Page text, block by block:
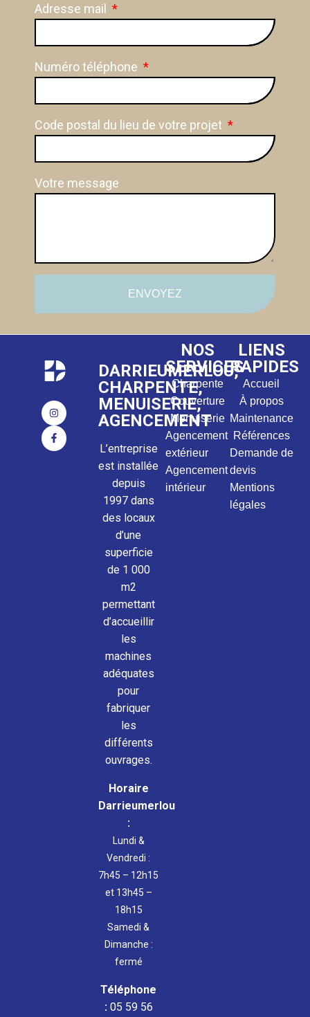
Adresse mail
Numéro téléphone
Code postal du lieu de votre projet
Votre message
ENVOYEZ
DARRIEUMERLOU,
CHARPENTE,
MENUISERIE,
AGENCEMENT
L’entreprise
est installée
depuis
1997 dans
des locaux
d’une
superficie
de 1 000
m2
permettant
d’accueillir
les
machines
adéquates
pour
fabriquer
les
différents
ouvrages.
Horaire
Darrieumerlou
:
Lundi &
Vendredi :
7h45 – 12h15
et 13h45 –
18h15
Samedi &
Dimanche :
fermé
Téléphone
:05 59 56
NOS
SERVICES
Charpente
Couverture
Menuiserie
Agencement
extérieur
Agencement
intérieur
LIENS
RAPIDES
Accueil
À propos
Maintenance
Références
Demande de
devis
Mentions
légales